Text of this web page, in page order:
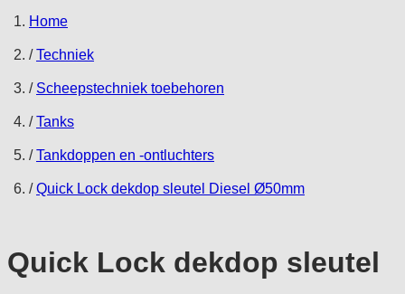
Home
/ Techniek
/ Scheepstechniek toebehoren
/ Tanks
/ Tankdoppen en -ontluchters
/ Quick Lock dekdop sleutel Diesel Ø50mm
Quick Lock dekdop sleutel